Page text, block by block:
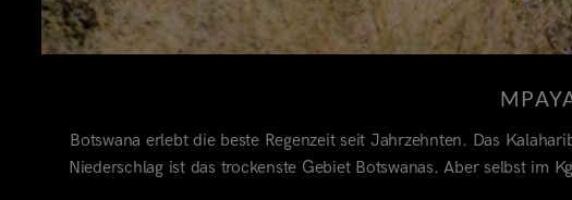
Botswana erlebt die beste Regenzeit seit Jahrzehnten. Das
Niederschlag ist das trockenste Gebiet Botswanas. Aber selbst im